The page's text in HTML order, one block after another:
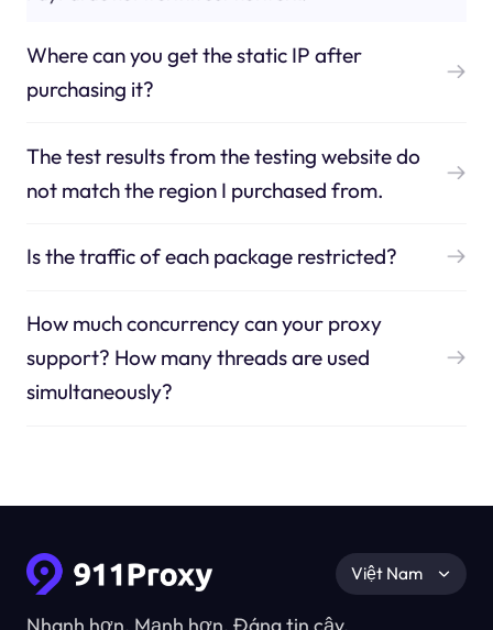
Where can you get the static IP after
purchasing it?
The test results from the testing website do
not match the region I purchased from.
Is the traffic of each package restricted?
How much concurrency can your proxy
support? How many threads are used
simultaneously?
Nhanh hơn, Mạnh hơn, Đáng tin cậy.
Việt Nam